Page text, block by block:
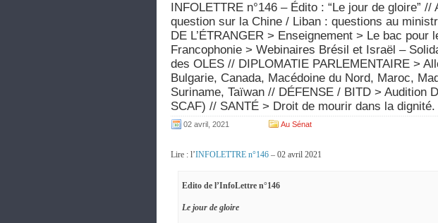
INFOLETTRE n°146 – Édito : “Le jour de gloire”
question sur la Chine / Liban : questions au
DE L’ÉTRANGER > Enseignement > Le bac pour
Francophonie > Webinaires Brésil et Israël –
des OLES // DIPLOMATIE PARLEMENTAIRE >
Bulgarie, Canada, Macédoine du Nord, Maroc,
Suriname, Taïwan // DÉFENSE / BITD > Audition
SCAF) // SANTÉ > Droit de mourir dans la dignité.
02 avril, 2021 Au Sénat
Lire : l’INFOLETTRE n°146 – 02 avril 2021
Edito de l’InfoLettre n°146
Le jour de gloire